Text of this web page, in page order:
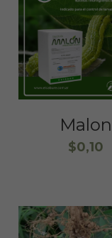
Malon
$0,10